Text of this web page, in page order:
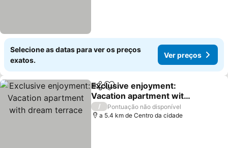
Selecione as datas para ver os preços
exatos.
Ver preços
PartilharAdicionar aos favoritos
Exclusive enjoyment:
Vacation apartment with
dream terrace
Ver preços
/
Pontuação não disponível
a 5.4 km de Centro da cidade